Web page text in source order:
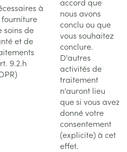
à
soins de
et de
9.2.h
nous avons
conclu ou que
vous souhaitez
conclure.
D'autres
activités de
traitement
n'auront lieu
que si vous avez
donné votre
consentement
(explicite) à cet
effet.